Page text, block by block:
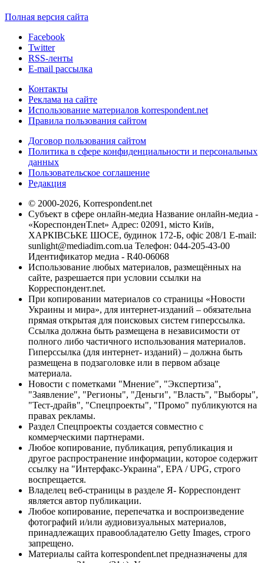
Полная версия сайта
Facebook
Twitter
RSS-ленты
E-mail рассылка
Контакты
Реклама на сайте
Использование материалов korrespondent.net
Правила пользования сайтом
Договор пользования сайтом
Политика в сфере конфиденциальности и персональных
данных
Пользовательское соглашение
Редакция
© 2000-2026, Korrespondent.net
Субъект в сфере онлайн-медиа Название онлайн-медиа -
«КореспонденТ.net» Адрес: 02091, місто Київ,
ХАРКІВСЬКЕ ШОСЕ, будинок 172-Б, офіс 208/1 E-mail:
sunlight@mediadim.com.ua Телефон: 044-205-43-00
Идентификатор медиа - R40-06068
Использование любых материалов, размещённых на
сайте, разрешается при условии ссылки на
Корреспондент.net.
При копировании материалов со страницы «Новости
Украины и мира», для интернет-изданий – обязательна
прямая открытая для поисковых систем гиперссылка.
Ссылка должна быть размещена в независимости от
полного либо частичного использования материалов.
Гиперссылка (для интернет- изданий) – должна быть
размещена в подзаголовке или в первом абзаце
материала.
Новости с пометками "Мнение", "Экспертиза",
"Заявление", "Регионы", "Деньги", "Власть", "Выборы",
"Тест-драйв", "Спецпроекты", "Промо" публикуются на
правах рекламы.
Раздел Спецпроекты создается совместно с
коммерческими партнерами.
Любое копирование, публикация, републикация и
другое распространение информации, которое содержит
ссылку на "Интерфакс-Украина", EPA / UPG, строго
воспрещается.
Владелец веб-страницы в разделе Я- Корреспондент
является автор публикации.
Любое копирование, перепечатка и воспроизведение
фотографий и/или аудиовизуальных материалов,
принадлежащих правообладателю Getty Images, строго
запрещено.
Материалы сайта korrespondent.net предназначены для